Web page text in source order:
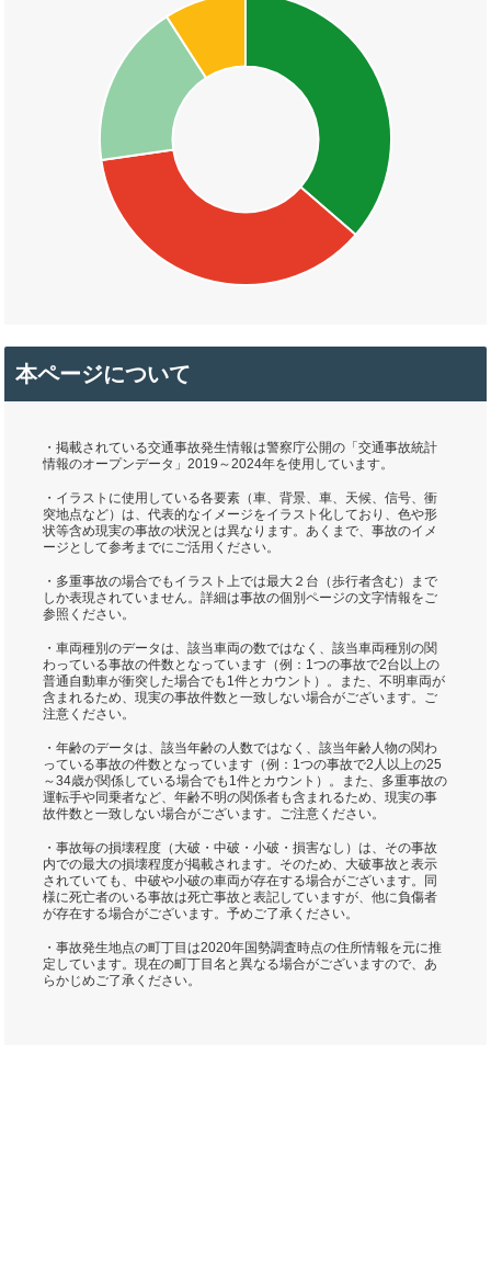
本ページについて
・掲載されている交通事故発生情報は警察庁公開の「交通事故統計
情報のオープンデータ」2019～2024年を使用しています。
・イラストに使用している各要素（車、背景、車、天候、信号、衝
突地点など）は、代表的なイメージをイラスト化しており、色や形
状等含め現実の事故の状況とは異なります。あくまで、事故のイメ
ージとして参考までにご活用ください。
・多重事故の場合でもイラスト上では最大２台（歩行者含む）まで
しか表現されていません。詳細は事故の個別ページの文字情報をご
参照ください。
・車両種別のデータは、該当車両の数ではなく、該当車両種別の関
わっている事故の件数となっています（例：1つの事故で2台以上の
普通自動車が衝突した場合でも1件とカウント）。また、不明車両が
含まれるため、現実の事故件数と一致しない場合がございます。ご
注意ください。
・年齢のデータは、該当年齢の人数ではなく、該当年齢人物の関わ
っている事故の件数となっています（例：1つの事故で2人以上の25
～34歳が関係している場合でも1件とカウント）。また、多重事故の
運転手や同乗者など、年齢不明の関係者も含まれるため、現実の事
故件数と一致しない場合がございます。ご注意ください。
・事故毎の損壊程度（大破・中破・小破・損害なし）は、その事故
内での最大の損壊程度が掲載されます。そのため、大破事故と表示
されていても、中破や小破の車両が存在する場合がございます。同
様に死亡者のいる事故は死亡事故と表記していますが、他に負傷者
が存在する場合がございます。予めご了承ください。
・事故発生地点の町丁目は2020年国勢調査時点の住所情報を元に推
定しています。現在の町丁目名と異なる場合がございますので、あ
らかじめご了承ください。